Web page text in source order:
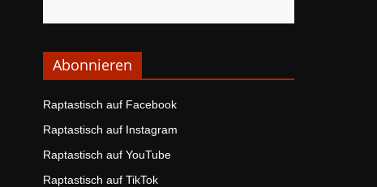
Abonnieren
Raptastisch auf Facebook
Raptastisch auf Instagram
Raptastisch auf YouTube
Raptastisch auf TikTok